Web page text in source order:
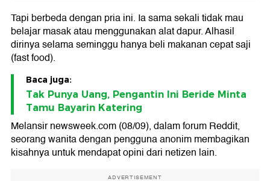
Tapi berbeda dengan pria ini. Ia sama sekali tidak mau
belajar masak atau menggunakan alat dapur. Alhasil
dirinya selama seminggu hanya beli makanan cepat saji
(fast food).
Baca juga:
Tak Punya Uang, Pengantin Ini Beride Minta
Tamu Bayarin Katering
Melansir newsweek.com (08/09), dalam forum Reddit,
seorang wanita dengan pengguna anonim membagikan
kisahnya untuk mendapat opini dari netizen lain.
ADVERTISEMENT